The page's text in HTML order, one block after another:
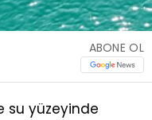
ABONE OL
su yüzeyinde